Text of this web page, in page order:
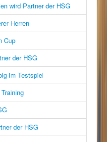
wird Partner der HSG
Herren
Cup
der HSG
im Testspiel
der HSG